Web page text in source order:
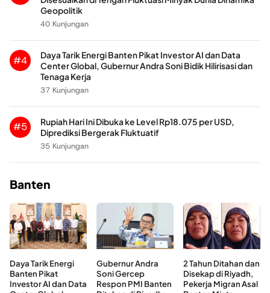
Geopolitik
40 Kunjungan
#4
Daya Tarik Energi Banten Pikat Investor AI dan Data
Center Global, Gubernur Andra Soni Bidik Hilirisasi dan
Tenaga Kerja
37 Kunjungan
#5
Rupiah Hari Ini Dibuka ke Level Rp18.075 per USD,
Diprediksi Bergerak Fluktuatif
35 Kunjungan
Banten
Daya Tarik Energi
Banten Pikat
Investor AI dan Data
Gubernur Andra
Soni Gercep
Respon PMI Banten
2 Tahun Ditahan dan
Disekap di Riyadh,
Pekerja Migran Asal